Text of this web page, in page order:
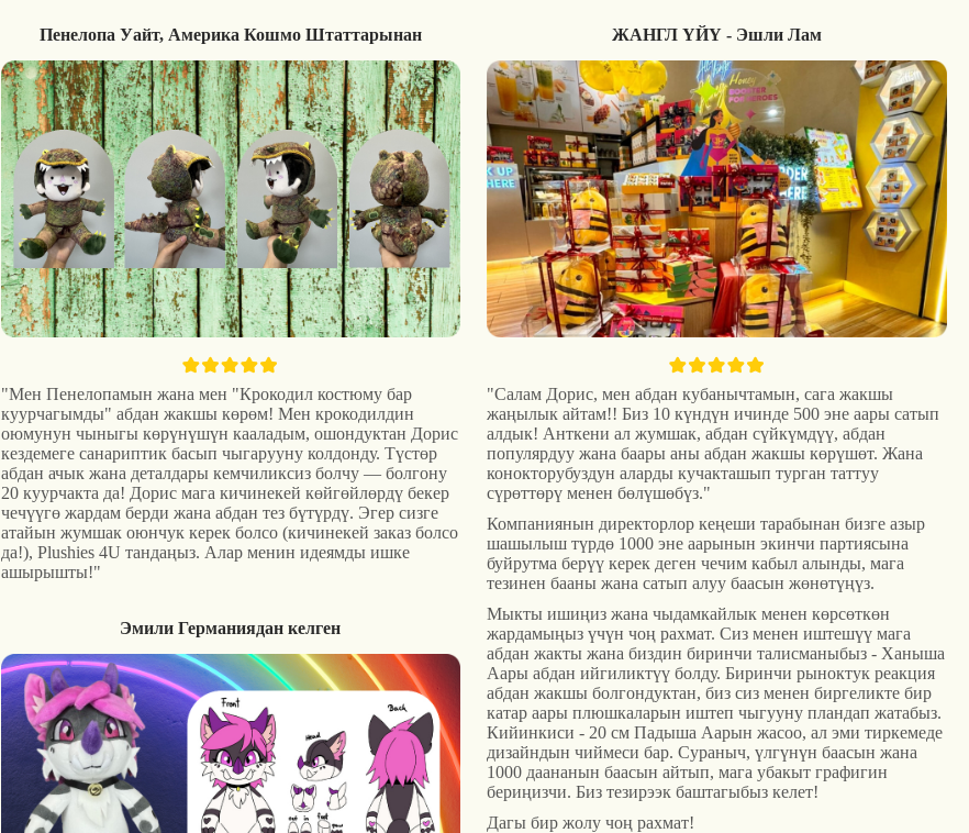
Пенелопа Уайт, Америка Кошмо Штаттарынан
"Мен Пенелопамын жана мен "Крокодил костюму бар
куурчагымды" абдан жакшы көрөм! Мен крокодилдин
оюмунун чыныгы көрүнүшүн кааладым, ошондуктан Дорис
кездемеге санариптик басып чыгарууну колдонду. Түстөр
абдан ачык жана деталдары кемчиликсиз болчу — болгону
20 куурчакта да! Дорис мага кичинекей көйгөйлөрдү бекер
чечүүгө жардам берди жана абдан тез бүтүрдү. Эгер сизге
атайын жумшак оюнчук керек болсо (кичинекей заказ болсо
да!), Plushies 4U тандаңыз. Алар менин идеямды ишке
ашырышты!"
Эмили Германиядан келген
ЖАНГЛ ҮЙҮ - Эшли Лам
"Салам Дорис, мен абдан кубанычтамын, сага жакшы
жаңылык айтам!! Биз 10 күндүн ичинде 500 эне аары сатып
алдык! Анткени ал жумшак, абдан сүйкүмдүү, абдан
популярдуу жана баары аны абдан жакшы көрүшөт. Жана
конокторубуздун аларды кучакташып турган таттуу
сүрөттөрү менен бөлүшөбүз."
Компаниянын директорлор кеңеши тарабынан бизге азыр
шашылыш түрдө 1000 эне аарынын экинчи партиясына
буйрутма берүү керек деген чечим кабыл алынды, мага
тезинен бааны жана сатып алуу баасын жөнөтүңүз.
Мыкты ишиңиз жана чыдамкайлык менен көрсөткөн
жардамыңыз үчүн чоң рахмат. Сиз менен иштешүү мага
абдан жакты жана биздин биринчи талисманыбыз - Ханыша
Аары абдан ийгиликтүү болду. Биринчи рыноктук реакция
абдан жакшы болгондуктан, биз сиз менен биргеликте бир
катар аары плюшкаларын иштеп чыгууну пландап жатабыз.
Кийинкиси - 20 см Падыша Аарын жасоо, ал эми тиркемеде
дизайндын чиймеси бар. Сураныч, үлгүнүн баасын жана
1000 даананын баасын айтып, мага убакыт графигин
бериңизчи. Биз тезирээк баштагыбыз келет!
Дагы бир жолу чоң рахмат!